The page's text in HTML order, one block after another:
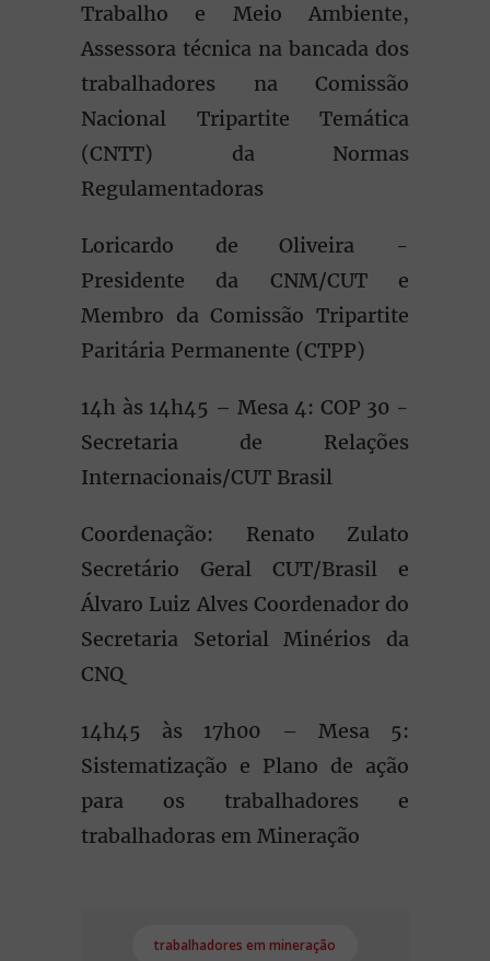
Trabalho e Meio Ambiente,
Assessora técnica na bancada dos
trabalhadores na Comissão
Nacional Tripartite Temática
(CNTT) da Normas
Regulamentadoras
Loricardo de Oliveira -
Presidente da CNM/CUT e
Membro da Comissão Tripartite
Paritária Permanente (CTPP)
14h às 14h45 – Mesa 4: COP 30 -
Secretaria de Relações
Internacionais/CUT Brasil
Coordenação: Renato Zulato
Secretário Geral CUT/Brasil e
Álvaro Luiz Alves Coordenador do
Secretaria Setorial Minérios da
CNQ
14h45 às 17h00 – Mesa 5:
Sistematização e Plano de ação
para os trabalhadores e
trabalhadoras em Mineração
trabalhadores em mineração